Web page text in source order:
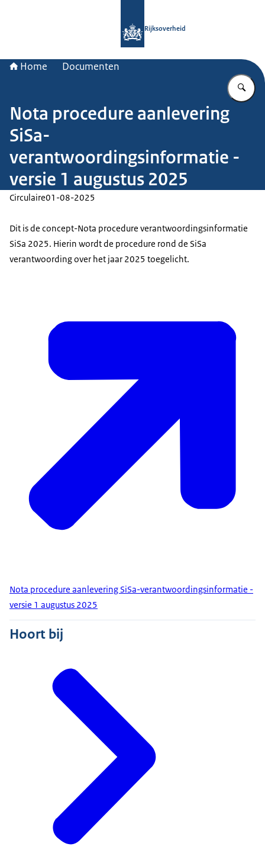
Rijksoverheid
Home Documenten
Nota procedure aanlevering
SiSa-
verantwoordingsinformatie -
versie 1 augustus 2025
Circulaire01-08-2025
Dit is de concept-Nota procedure verantwoordingsinformatie
SiSa 2025. Hierin wordt de procedure rond de SiSa
verantwoording over het jaar 2025 toegelicht.
Nota procedure aanlevering SiSa-verantwoordingsinformatie -
versie 1 augustus 2025
Hoort bij